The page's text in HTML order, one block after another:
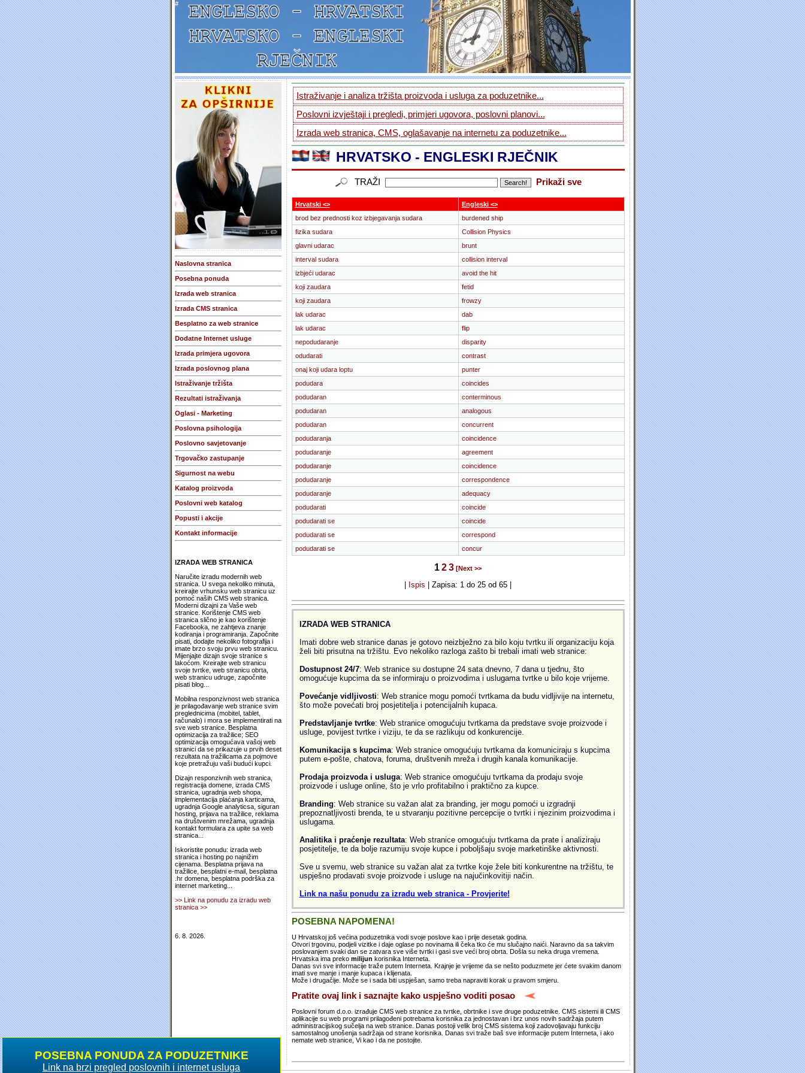
#
Naslovna stranica
Posebna ponuda
Izrada web stranica
Izrada CMS stranica
Besplatno za web stranice
Dodatne Internet usluge
Izrada primjera ugovora
Izrada poslovnog plana
Istraživanje tržišta
Rezultati istraživanja
Oglasi - Marketing
Poslovna psihologija
Poslovno savjetovanje
Trgovačko zastupanje
Sigurnost na webu
Katalog proizvoda
Poslovni web katalog
Popusti i akcije
Kontakt informacije
IZRADA WEB STRANICA
Naručite izradu modernih web
stranica. U svega nekoliko minuta,
kreirajte vrhunsku web stranicu uz
pomoć naših CMS web stranica.
Moderni dizajni za Vaše web
stranice. Korištenje CMS web
stranica slično je kao korištenje
Facebooka, ne zahtjeva znanje
kodiranja i programiranja. Započnite
pisati, dodajte nekoliko fotografija i
imate brzo svoju prvu web stranicu.
Mijenjajte dizajn svoje stranice s
lakoćom. Kreirajte web stranicu
svoje tvrtke, web stranicu obrta,
web stranicu udruge, započnite
pisati blog...
Mobilna responzivnost web stranica
je prilagođavanje web stranice svim
preglednicima (mobitel, tablet,
računalo) i mora se implementirati na
sve web stranice. Besplatna
optimizacija za tražilice; SEO
optimizacija omogućava vašoj web
stranici da se prikazuje u prvih deset
rezultata na tražilicama za pojmove
koje pretražuju vaši budući kupci.
Dizajn responzivnih web stranica,
registracija domene, izrada CMS
stranica, ugradnja web shopa,
implementacija plaćanja karticama,
ugradnja Google analyticsa, siguran
hosting, prijava na tražilice, reklama
na društvenim mrežama, ugradnja
kontakt formulara za upite sa web
stranica...
Iskoristite ponudu: izrada web
stranica i hosting po najnižim
cijenama. Besplatna prijava na
tražilice, besplatni e-mail, besplatna
.hr domena, besplatna podrška za
internet marketing...
>> Link na ponudu za izradu web
stranica >>
6. 8. 2026.
POSEBNA PONUDA ZA PODUZETNIKE
Link na brzi pregled poslovnih i internet usluga
Istraživanje i analiza tržišta proizvoda i usluga za poduzetnike...
Poslovni izvještaji i pregledi, primjeri ugovora, poslovni planovi...
Izrada web stranica, CMS, oglašavanje na internetu za poduzetnike...
HRVATSKO - ENGLESKI RJEČNIK
TRAŽI Prikaži sve
Hrvatski <>
Engleski <>
brod bez prednosti koz izbjegavanja sudara
burdened ship
fizika sudara
Collision Physics
glavni udarac
brunt
interval sudara
collision interval
izbjeći udarac
avoid the hit
koji zaudara
fetid
koji zaudara
frowzy
lak udarac
dab
lak udarac
flip
nepodudaranje
disparity
odudarati
contrast
onaj koji udara loptu
punter
podudara
coincides
podudaran
conterminous
podudaran
analogous
podudaran
concurrent
podudaranja
coincidence
podudaranje
agreement
podudaranje
coincidence
podudaranje
correspondence
podudaranje
adequacy
podudarati
coincide
podudarati se
coincide
podudarati se
correspond
podudarati se
concur
123 [Next >>
Ispis | Zapisa: 1 do 25 od 65 |
IZRADA WEB STRANICA
Imati dobre web stranice danas je gotovo neizbježno za bilo koju tvrtku ili organizaciju koja
želi biti prisutna na tržištu. Evo nekoliko razloga zašto bi trebali imati web stranice:
Dostupnost 24/7: Web stranice su dostupne 24 sata dnevno, 7 dana u tjednu, što
omogućuje kupcima da se informiraju o proizvodima i uslugama tvrtke u bilo koje vrijeme.
Povećanje vidljivosti: Web stranice mogu pomoći tvrtkama da budu vidljivije na internetu,
što može povećati broj posjetitelja i potencijalnih kupaca.
Predstavljanje tvrtke: Web stranice omogućuju tvrtkama da predstave svoje proizvode i
usluge, povijest tvrtke i viziju, te da se razlikuju od konkurencije.
Komunikacija s kupcima: Web stranice omogućuju tvrtkama da komuniciraju s kupcima
putem e-pošte, chatova, foruma, društvenih mreža i drugih kanala komunikacije.
Prodaja proizvoda i usluga: Web stranice omogućuju tvrtkama da prodaju svoje
proizvode i usluge online, što je vrlo profitabilno i praktično za kupce.
Branding: Web stranice su važan alat za branding, jer mogu pomoći u izgradnji
prepoznatljivosti brenda, te u stvaranju pozitivne percepcije o tvrtki i njezinim proizvodima i
uslugama.
Analitika i praćenje rezultata: Web stranice omogućuju tvrtkama da prate i analiziraju
posjetitelje, te da bolje razumiju svoje kupce i poboljšaju svoje marketinške aktivnosti.
Sve u svemu, web stranice su važan alat za tvrtke koje žele biti konkurentne na tržištu, te
uspješno prodavati svoje proizvode i usluge na najučinkovitiji način.
Link na našu ponudu za izradu web stranica - Provjerite!
POSEBNA NAPOMENA!
U Hrvatskoj još većina poduzetnika vodi svoje poslove kao i prije desetak godina.
Otvori trgovinu, podjeli vizitke i daje oglase po novinama ili čeka tko će mu slučajno naići. Naravno da sa takvim
poslovanjem svaki dan se zatvara sve više tvrtki i gasi sve veći broj obrta. Došla su neka druga vremena.
Hrvatska ima preko milijun korisnika Interneta.
Danas svi sve informacije traže putem Interneta. Krajnje je vrijeme da se nešto poduzmete jer ćete svakim danom
imati sve manje i manje kupaca i klijenata.
Može i drugačije. Može se i sada biti uspješan, samo treba napraviti korak u pravom smjeru.
Pratite ovaj link i saznajte kako uspješno voditi posao
Poslovni forum d.o.o. izrađuje CMS web stranice za tvrtke, obrtnike i sve druge poduzetnike. CMS sistemi ili CMS
aplikacije su web programi prilagođeni potrebama korisnika za jednostavan i brz unos novih sadržaja putem
administracijskog sučelja na web stranice. Danas postoji velik broj CMS sistema koji zadovoljavaju funkciju
samostalnog unošenja sadržaja od strane korisnika. Danas svi traže baš sve informacije putem Interneta, i ako
nemate web stranice, Vi kao i da ne postojite.